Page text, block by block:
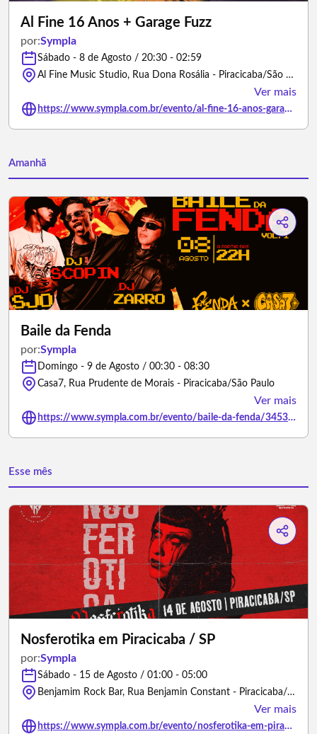
Al Fine 16 Anos + Garage Fuzz
por:Sympla
Sábado - 8 de Agosto / 20:30 - 02:59
Al Fine Music Studio, Rua Dona Rosália - Piracicaba/São Paulo
Ver mais
https://www.sympla.com.br/evento/al-fine-16-anos-garage-fuzz/3487161
Amanhã
Baile da Fenda
por:Sympla
Domingo - 9 de Agosto / 00:30 - 08:30
Casa7, Rua Prudente de Morais - Piracicaba/São Paulo
Ver mais
https://www.sympla.com.br/evento/baile-da-fenda/3453603
Esse mês
Nosferotika em Piracicaba / SP
por:Sympla
Sábado - 15 de Agosto / 01:00 - 05:00
Benjamim Rock Bar, Rua Benjamin Constant - Piracicaba/São Paulo
Ver mais
https://www.sympla.com.br/evento/nosferotika-em-piracicaba-sp/3473937